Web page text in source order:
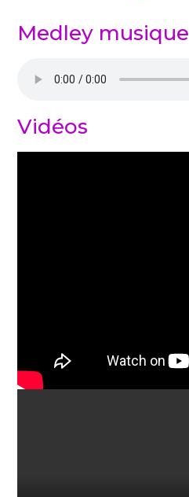
Medley musique
Vidéos